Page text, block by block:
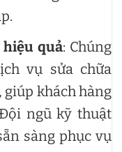
quả: Chúng
vụ sửa chữa
giúp khách hàng
ngũ kỹ thuật
sàng phục vụ